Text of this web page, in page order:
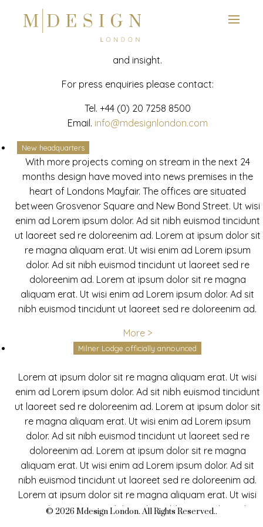
News
Latest mdesign development project and advisory news
and insight.
For press enquiries please contact:
Tel. +44 (0) 20 7258 8500
Email. info@mdesignlondon.com
New headquarters
With more projects coming on stream in the next 24
months design have moved into news premises in the
heart of Londons Mayfair. The offices are situated
between Grosvenor Square and New Bond Street. Ut wisi
enim ad Lorem ipsum dolor. Ad sit nibh euismod tincidunt
ut laoreet sed re doloreenim ad. Lorem at ipsum dolor sit
re magna aliquam erat. Ut wisi enim ad Lorem ipsum
dolor. Ad sit nibh euismod tincidunt ut laoreet sed re
doloreenim ad. Lorem at ipsum dolor sit re magna
aliquam erat. Ut wisi enim ad Lorem ipsum dolor. Ad sit
nibh euismod tincidunt ut laoreet sed re doloreenim ad.
More >
Milner Lodge officially announced
Lorem at ipsum dolor sit re magna aliquam erat. Ut wisi
enim ad Lorem ipsum dolor. Ad sit nibh euismod tincidunt
ut laoreet sed re doloreenim ad. Lorem at ipsum dolor sit
re magna aliquam erat. Ut wisi enim ad Lorem ipsum
dolor. Ad sit nibh euismod tincidunt ut laoreet sed re
doloreenim ad. Lorem at ipsum dolor sit re magna
aliquam erat. Ut wisi enim ad Lorem ipsum dolor. Ad sit
nibh euismod tincidunt ut laoreet sed re doloreenim ad.
Lorem at ipsum dolor sit re magna aliquam erat. Ut wisi
enim ad Lorem ipsum dolor. Ad sit nibh euismod tincidunt
© 2026 Mdesign London. All Rights Reserved..